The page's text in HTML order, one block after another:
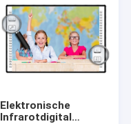
Elektronische
Infrarotdigital